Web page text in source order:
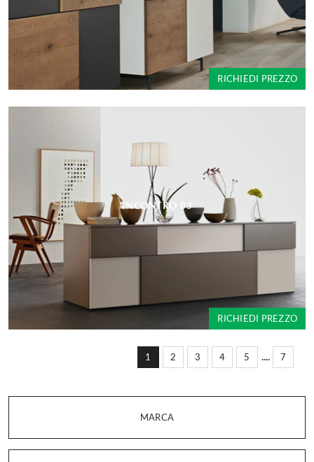
MARCA
1 2 3 4 5 .... 7
RICHIEDI PREZZO
INCONTRO 03
RICHIEDI PREZZO